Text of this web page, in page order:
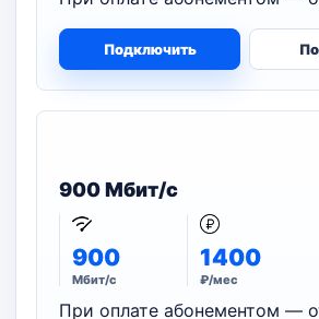
Подключить
900 Мбит/с
900
Мбит/с
1400
₽/мес
При оплате абонементом —